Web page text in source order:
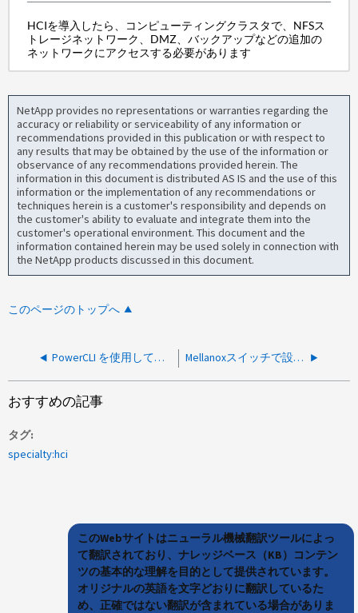
HCIを導入したら、コンピューティングクラスタで、NFSス
トレージネットワーク、DMZ、バックアップなどの追加の
ネットワークにアクセスする必要があります
NetApp provides no representations or warranties regarding the
accuracy or reliability or serviceability of any information or
recommendations provided in this publication or with respect to
any results that may be obtained by the use of the information or
observance of any recommendations provided herein. The
information in this document is distributed AS IS and the use of this
information or the implementation of any recommendations or
techniques herein is a customer's responsibility and depends on
the customer's ability to evaluate and integrate them into the
customer's operational environment. This document and the
information contained herein may be used solely in connection with
the NetApp products discussed in this document.
このページのトップへ
PowerCLI を使用して複数のコンピューティングノードアセットを HCC に追加する方法 Mellanoxスイッチで設定をバックアップおよびリストアする方法
おすすめの記事
タグ
specialty:hci
このWebサイトはニューラル機械翻訳ツールによっ
て翻訳されており、ナレッジベース（KB）コンテン
ツの基本的な理解を目的として提供されています。
オリジナルの英語を文字どおりに翻訳しているた
め、正確ではない翻訳が含まれている場合がありま